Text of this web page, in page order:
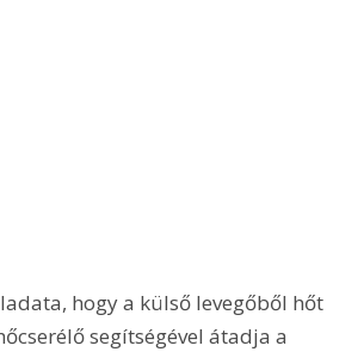
hogy a külső levegőből hőt
segítségével átadja a